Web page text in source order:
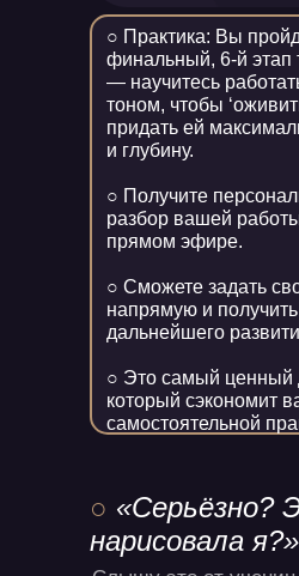
○ Практика: Вы
финальный, 6-й этап
— научитесь
тоном, чтобы
придать ей
и глубину.
○ Получите
разбор вашей
прямом эфире.
○ Сможете задать
напрямую и получить
дальнейшего
○ Это самый ценный
который сэкономит
самостоятельной
○ «Серьёзно?
нарисовала я?»